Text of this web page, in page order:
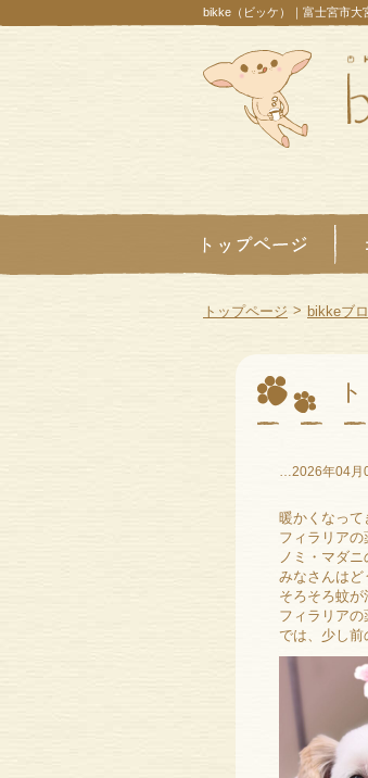
bikke（ビッケ）｜富士宮市大
トップページ > bikkeブ
…2026年04月
暖かくなって
フィラリアの
ノミ・マダ
みなさんはど
そろそろ蚊が
フィラリアの
では、少し前